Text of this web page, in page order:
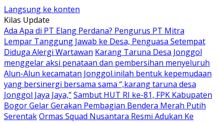
Langsung ke konten
Kilas Update
Ada Apa di PT Elang Perdana? Pengurus PT Mitra
Lempar Tanggung Jawab ke Desa, Penguasa Setempat
Diduga Alergi Wartawan Karang Taruna Desa Jonggol
menggelar aksi penataan dan pembersihan menyeluruh
Alun-Alun kecamatan Jonggol.inilah bentuk kepemudaan
yang bersinergi bersama sama “,karang taruna desa
Jonggol Jaya Jaya,”Sambut HUT RI ke-81, FPK Kabupaten
Bogor Gelar Gerakan Pembagian Bendera Merah Putih
SerentakOrmas Squad Nusantara Resmi Adukan Ke